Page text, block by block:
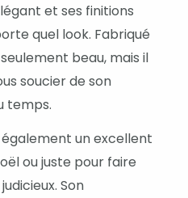
et ses finitions
quel look. Fabriqué
beau, mais il
soucier de son
temps.
un excellent
ou juste pour faire
Son